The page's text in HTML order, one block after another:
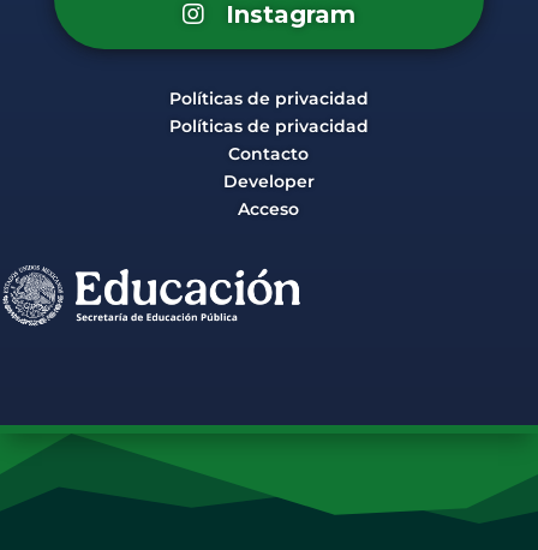
Instagram
Políticas de privacidad
Políticas de privacidad
Contacto
Developer
Acceso